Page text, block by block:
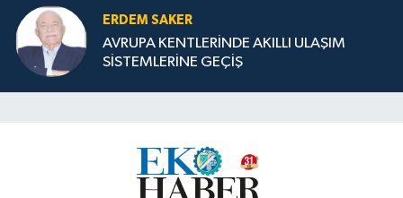
ERDEM SAKER
AVRUPA KENTLERİNDE AKILLI ULAŞIM
SİSTEMLERİNE GEÇİŞ